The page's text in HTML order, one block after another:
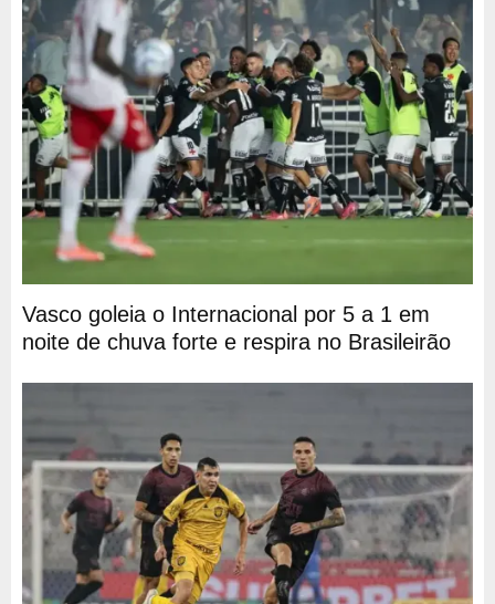
Vasco goleia o Internacional por 5 a 1 em
noite de chuva forte e respira no Brasileirão